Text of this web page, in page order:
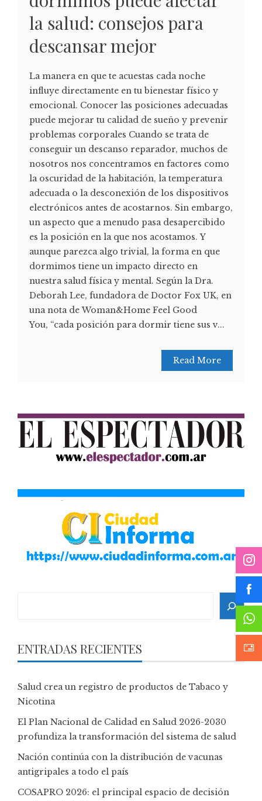
la salud: consejos para
descansar mejor
La manera en que te acuestas cada noche
influye directamente en tu bienestar físico y
emocional. Conocer las posiciones adecuadas
puede mejorar tu calidad de sueño y prevenir
problemas corporales Cuando se trata de
conseguir un descanso reparador, muchos de
nosotros nos concentramos en factores como
la oscuridad de la habitación, la temperatura
adecuada o la desconexión de los dispositivos
electrónicos antes de acostarnos. Sin embargo,
un aspecto que a menudo pasa desapercibido
es la posición en la que nos acostamos. Y
aunque parezca algo trivial, la forma en que
dormimos tiene un impacto directo en
nuestra salud física y mental. Según la Dra.
Deborah Lee, fundadora de Doctor Fox UK, en
una nota de Woman&Home Feel Good
You, “cada posición para dormir tiene sus v...
Read More
ENTRADAS RECIENTES
Salud crea un registro de productos de Tabaco y
Nicotina
El Plan Nacional de Calidad en Salud 2026-2030
profundiza la transformación del sistema de salud
Nación continúa con la distribución de vacunas
antigripales a todo el país
COSAPRO 2026: el principal espacio de decisión